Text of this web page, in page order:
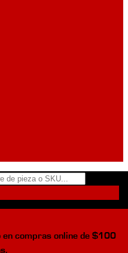
compras online de $100